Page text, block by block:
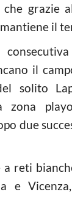
grazie
il
il
solito
zona
due
a reti
e